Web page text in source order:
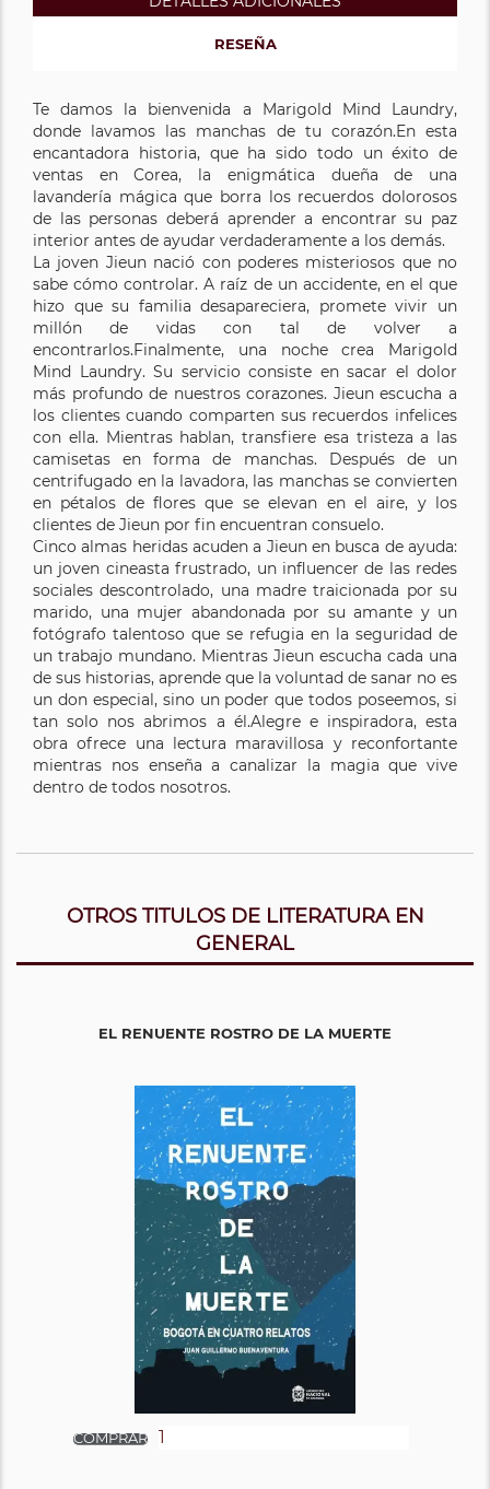
RESEÑA
Te damos la bienvenida a Marigold Mind Laundry,
donde lavamos las manchas de tu corazón.En esta
encantadora historia, que ha sido todo un éxito de
ventas en Corea, la enigmática dueña de una
lavandería mágica que borra los recuerdos dolorosos
de las personas deberá aprender a encontrar su paz
interior antes de ayudar verdaderamente a los demás.
La joven Jieun nació con poderes misteriosos que no
sabe cómo controlar. A raíz de un accidente, en el que
hizo que su familia desapareciera, promete vivir un
millón de vidas con tal de volver a
encontrarlos.Finalmente, una noche crea Marigold
Mind Laundry. Su servicio consiste en sacar el dolor
más profundo de nuestros corazones. Jieun escucha a
los clientes cuando comparten sus recuerdos infelices
con ella. Mientras hablan, transfiere esa tristeza a las
camisetas en forma de manchas. Después de un
centrifugado en la lavadora, las manchas se convierten
en pétalos de flores que se elevan en el aire, y los
clientes de Jieun por fin encuentran consuelo.
Cinco almas heridas acuden a Jieun en busca de ayuda:
un joven cineasta frustrado, un influencer de las redes
sociales descontrolado, una madre traicionada por su
marido, una mujer abandonada por su amante y un
fotógrafo talentoso que se refugia en la seguridad de
un trabajo mundano. Mientras Jieun escucha cada una
de sus historias, aprende que la voluntad de sanar no es
un don especial, sino un poder que todos poseemos, si
tan solo nos abrimos a él.Alegre e inspiradora, esta
obra ofrece una lectura maravillosa y reconfortante
mientras nos enseña a canalizar la magia que vive
dentro de todos nosotros.
OTROS TITULOS DE LITERATURA EN
GENERAL
EL RENUENTE ROSTRO DE LA MUERTE